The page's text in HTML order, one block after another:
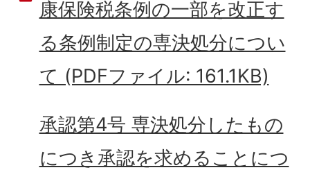
康保険税条例の一部を改正す
る条例制定の専決処分につい
て (PDFファイル: 161.1KB)
承認第4号 専決処分したもの
につき承認を求めることにつ